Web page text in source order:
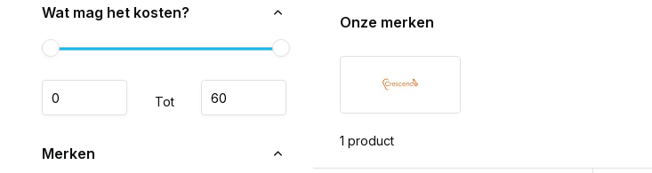
Wat mag het kosten?
Tot
Merken
Onze merken
1 product